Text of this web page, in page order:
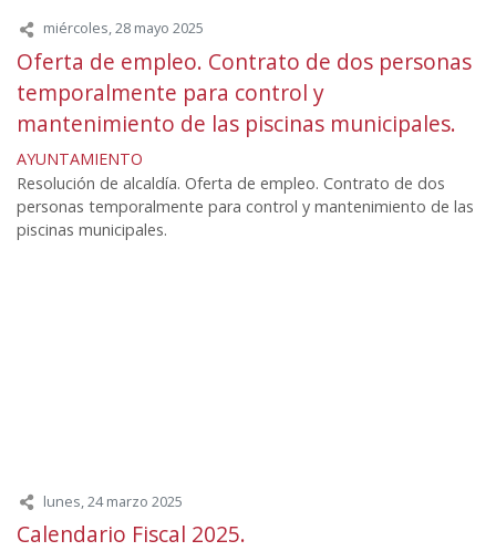
miércoles, 28 mayo 2025
Oferta de empleo. Contrato de dos personas
temporalmente para control y
mantenimiento de las piscinas municipales.
AYUNTAMIENTO
Resolución de alcaldía. Oferta de empleo. Contrato de dos
personas temporalmente para control y mantenimiento de las
piscinas municipales.
lunes, 24 marzo 2025
Calendario Fiscal 2025.